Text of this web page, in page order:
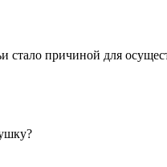
стало причиной для